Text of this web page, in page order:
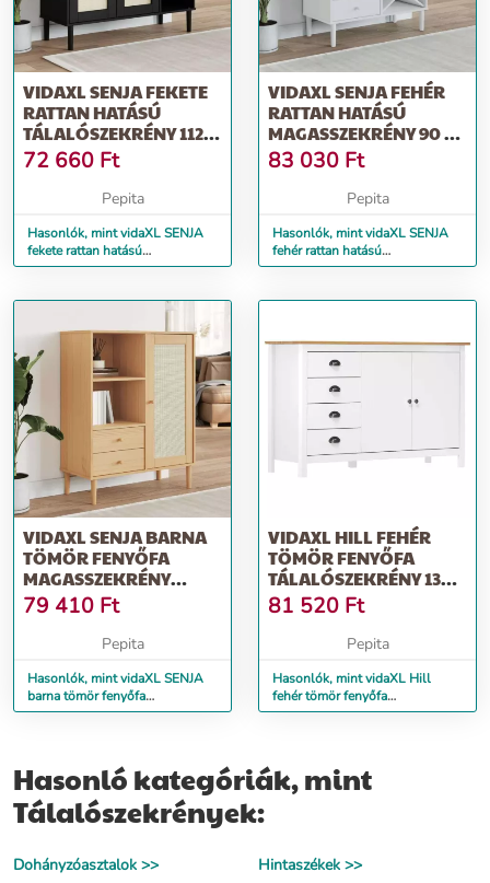
VIDAXL SENJA FEKETE
RATTAN HATÁSÚ
TÁLALÓSZEKRÉNY 112 X
40 X 80 CM
72 660 Ft
Pepita
Hasonlók, mint vidaXL SENJA
fekete rattan hatású
tálalószekrény 112 x 40 x 80 cm
VIDAXL SENJA FEHÉR
RATTAN HATÁSÚ
MAGASSZEKRÉNY 90 X
40 X 112 CM
83 030 Ft
Pepita
Hasonlók, mint vidaXL SENJA
fehér rattan hatású
magasszekrény 90 x 40 x 112
VIDAXL SENJA BARNA
TÖMÖR FENYŐFA
MAGASSZEKRÉNY
90X40X112 CM
79 410 Ft
Pepita
Hasonlók, mint vidaXL SENJA
barna tömör fenyőfa
magasszekrény 90x40x112 cm
VIDAXL HILL FEHÉR
TÖMÖR FENYŐFA
TÁLALÓSZEKRÉNY 130 X
40 X 80 CM
81 520 Ft
Pepita
Hasonlók, mint vidaXL Hill
fehér tömör fenyőfa
tálalószekrény 130 x 40 x 80 cm
Hasonló kategóriák, mint
Tálalószekrények:
Dohányzóasztalok >> Hintaszékek >>